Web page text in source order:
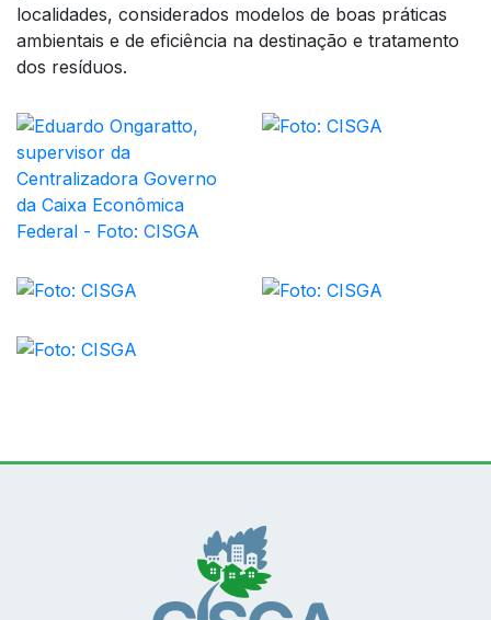
localidades, considerados modelos de boas práticas
ambientais e de eficiência na destinação e tratamento
dos resíduos.